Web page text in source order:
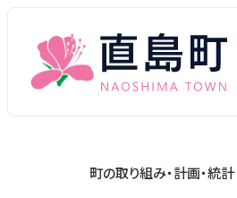
町の取り組み・計画・統計